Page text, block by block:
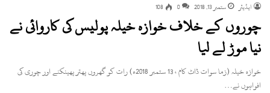
ایڈیٹر ستمبر 13, 2018 0
108
چوروں کے خلاف خوازہ خیلہ پولیس کی کاروائی نے
نیا موڑ لے لیا
خوازہ خیلہ (زما سوات ڈاٹ کام ، 13 ستمبر 2018ء) رات کو گھروں پھتر پھینکنے اور چوری کی
افواہوں نے…